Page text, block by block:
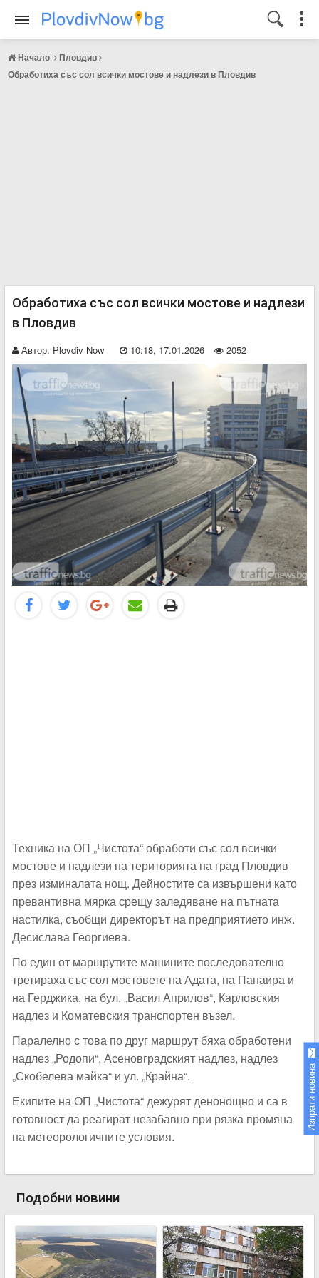
Начало
Пловдив
Обработиха със сол всички мостове и надлези в Пловдив
Обработиха със сол всички мостове и надлези
в Пловдив
Автор: Plovdiv Now 10:18, 17.01.2026 2052
Техника на ОП „Чистота“ обработи със сол всички
мостове и надлези на територията на град Пловдив
през изминалата нощ. Дейностите са извършени като
превантивна мярка срещу заледяване на пътната
настилка, съобщи директорът на предприятието инж.
Десислава Георгиева.
По един от маршрутите машините последователно
третираха със сол мостовете на Адата, на Панаира и
на Герджика, на бул. „Васил Априлов“, Карловския
надлез и Коматевския транспортен възел.
Паралелно с това по друг маршрут бяха обработени
надлез „Родопи“, Асеновградският надлез, надлез
„Скобелева майка“ и ул. „Крайна“.
Екипите на ОП „Чистота“ дежурят денонощно и са в
готовност да реагират незабавно при рязка промяна
на метеорологичните условия.
Подобни новини
Изпрати новина